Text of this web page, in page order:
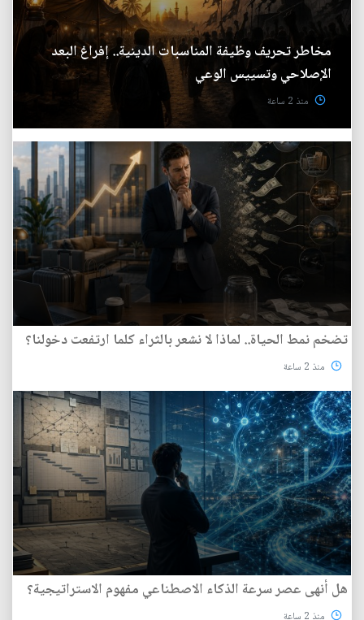
مخاطر تحريف وظيفة المناسبات الدينية.. إفراغ البعد
الإصلاحي وتسييس الوعي
منذ 2 ساعة
تضخم نمط الحياة.. لماذا لا نشعر بالثراء كلما ارتفعت دخولنا؟
منذ 2 ساعة
هل أنهى عصر سرعة الذكاء الاصطناعي مفهوم الاستراتيجية؟